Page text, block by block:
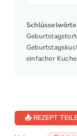
einfacher
📤 REZEPT